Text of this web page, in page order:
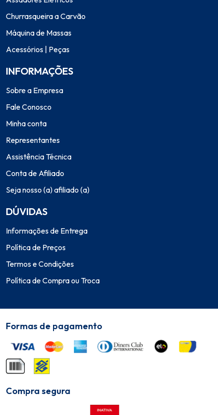
Churrasqueira a Carvão
Máquina de Massas
Acessórios | Peças
INFORMAÇÕES
Sobre a Empresa
Fale Conosco
Minha conta
Representantes
Assistência Técnica
Conta de Afiliado
Seja nosso (a) afiliado (a)
DÚVIDAS
Informações de Entrega
Política de Preços
Termos e Condições
Política de Compra ou Troca
Formas de pagamento
Compra segura